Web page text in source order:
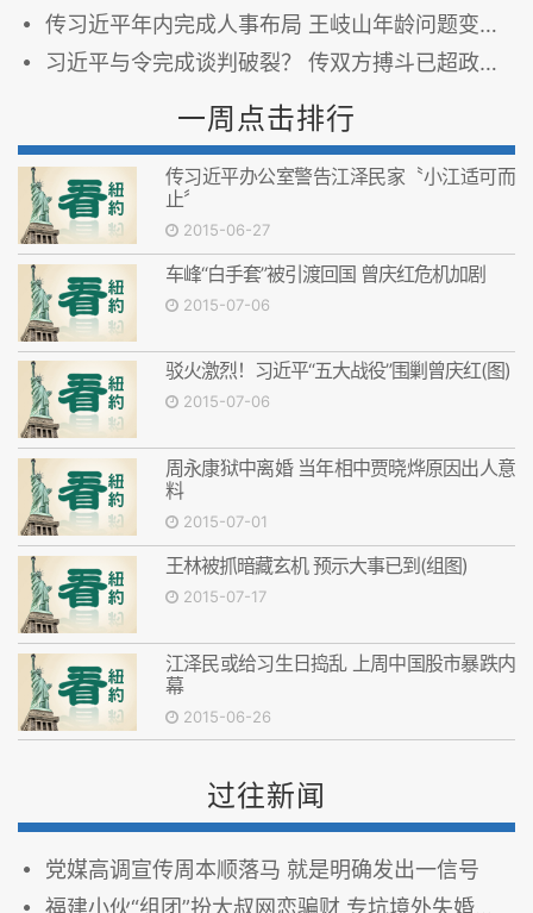
传习近平年内完成人事布局 王岐山年龄问题变通解决
习近平与令完成谈判破裂？ 传双方搏斗已超政治范畴
一周点击排行
传习近平办公室警告江泽民家〝小江适可而
止〞
2015-06-27
车峰“白手套”被引渡回国 曾庆红危机加剧
2015-07-06
驳火激烈！习近平“五大战役”围剿曾庆红(图)
2015-07-06
周永康狱中离婚 当年相中贾晓烨原因出人意
料
2015-07-01
王林被抓暗藏玄机 预示大事已到(组图)
2015-07-17
江泽民或给习生日捣乱 上周中国股市暴跌内
幕
2015-06-26
过往新闻
党媒高调宣传周本顺落马 就是明确发出一信号